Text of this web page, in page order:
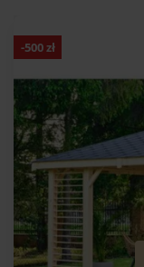
-500zł